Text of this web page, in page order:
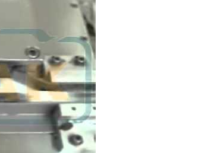
搭配离心转盘。